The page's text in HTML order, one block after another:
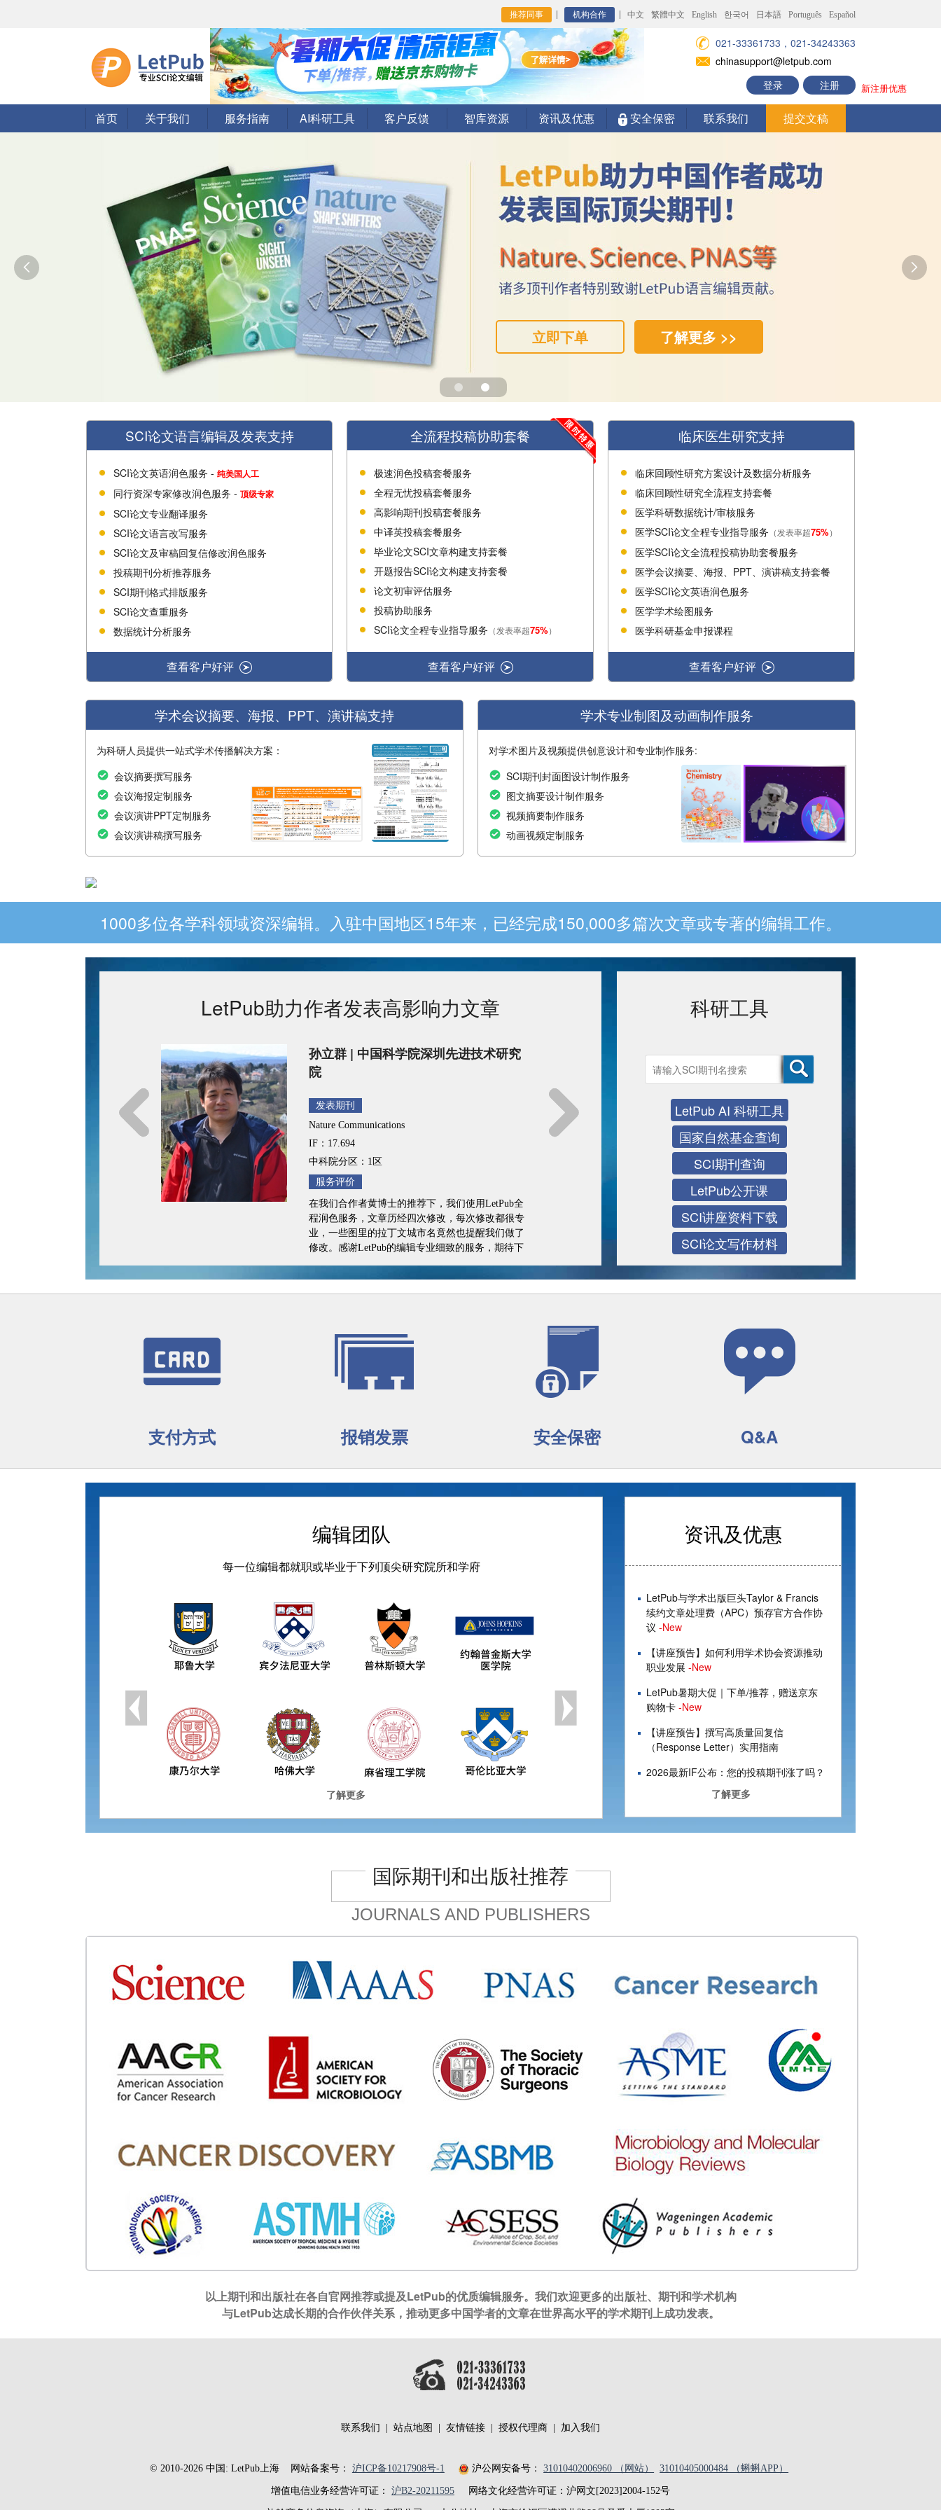
推荐同事 机构合作 中文 繁體中文 English 한국어 日本語 Português Español
021-33361733，021-34243363
chinasupport@letpub.com
登录
注册 新注册优惠
首页 关于我们 服务指南 AI科研工具 客户反馈 智库资源 资讯及优惠 安全保密 联系我们 提交文稿
立即下单 了解更多 >>
 
SCI论文语言编辑及发表支持
SCI论文英语润色服务 - 纯美国人工
同行资深专家修改润色服务 - 顶级专家
SCI论文专业翻译服务
SCI论文语言改写服务
SCI论文及审稿回复信修改润色服务
投稿期刊分析推荐服务
SCI期刊格式排版服务
SCI论文查重服务
数据统计分析服务
查看客户好评
全流程投稿协助套餐
极速润色投稿套餐服务
全程无忧投稿套餐服务
高影响期刊投稿套餐服务
中译英投稿套餐服务
毕业论文SCI文章构建支持套餐
开题报告SCI论文构建支持套餐
论文初审评估服务
投稿协助服务
SCI论文全程专业指导服务 （发表率超75%）
查看客户好评
临床医生研究支持
临床回顾性研究方案设计及数据分析服务
临床回顾性研究全流程支持套餐
医学科研数据统计/审核服务
医学SCI论文全程专业指导服务 （发表率超75%）
医学SCI论文全流程投稿协助套餐服务
医学会议摘要、海报、PPT、演讲稿支持套餐
医学SCI论文英语润色服务
医学学术绘图服务
医学科研基金申报课程
查看客户好评
学术会议摘要、海报、PPT、演讲稿支持
为科研人员提供一站式学术传播解决方案：
会议摘要撰写服务
会议海报定制服务
会议演讲PPT定制服务
会议演讲稿撰写服务
学术专业制图及动画制作服务
对学术图片及视频提供创意设计和专业制作服务:
SCI期刊封面图设计制作服务
图文摘要设计制作服务
视频摘要制作服务
动画视频定制服务
1000多位各学科领域资深编辑。入驻中国地区15年来，已经完成150,000多篇次文章或专著的编辑工作。
LetPub助力作者发表高影响力文章
王柏扬 | 郑州大学
COORDINATION CHEMISTRY REVIEWS
IF：24.833
中科院分区：1区
服务评价
经同学介绍选择了LetPub，整个服务过程还是很满
意的，效率也比较高，审稿过程中编辑和审稿人也
没有再针对语言方面提出问题
张书倩 | 上海交通大学
Journal of Materials Chemistry A
IF：14.511
中科院分区：2区
服务评价
服务态度认真，效率高，专业程度高，是值得信赖
的。
科研工具
LetPub AI 科研工具
国家自然基金查询
SCI期刊查询
LetPub公开课
SCI讲座资料下载
SCI论文写作材料
支付方式 报销发票 安全保密 Q&A
编辑团队
每一位编辑都就职或毕业于下列顶尖研究院所和学府
了解更多
资讯及优惠
LetPub与学术出版巨头Taylor & Francis
续约文章处理费（APC）预存官方合作协
议 -New
【讲座预告】如何利用学术协会资源推动
职业发展 -New
LetPub暑期大促｜下单/推荐，赠送京东
购物卡 -New
【讲座预告】撰写高质量回复信
（Response Letter）实用指南
2026最新IF公布：您的投稿期刊涨了吗？
2026端午佳节LetPub放假通知
南
了解更多
国际期刊和出版社推荐
JOURNALS AND PUBLISHERS
以上期刊和出版社在各自官网推荐或提及LetPub的优质编辑服务。我们欢迎更多的出版社、期刊和学术机构
与LetPub达成长期的合作伙伴关系，推动更多中国学者的文章在世界高水平的学术期刊上成功发表。
联系我们 站点地图 友情链接 授权代理商 加入我们
© 2010-2026 中国: LetPub上海网站备案号： 沪ICP备10217908号-1 沪公网安备号： 31010402006960 （网站） 31010405000484 （蝌蝌APP）
增值电信业务经营许可证： 沪B2-20211595 网络文化经营许可证：沪网文[2023]2004-152号